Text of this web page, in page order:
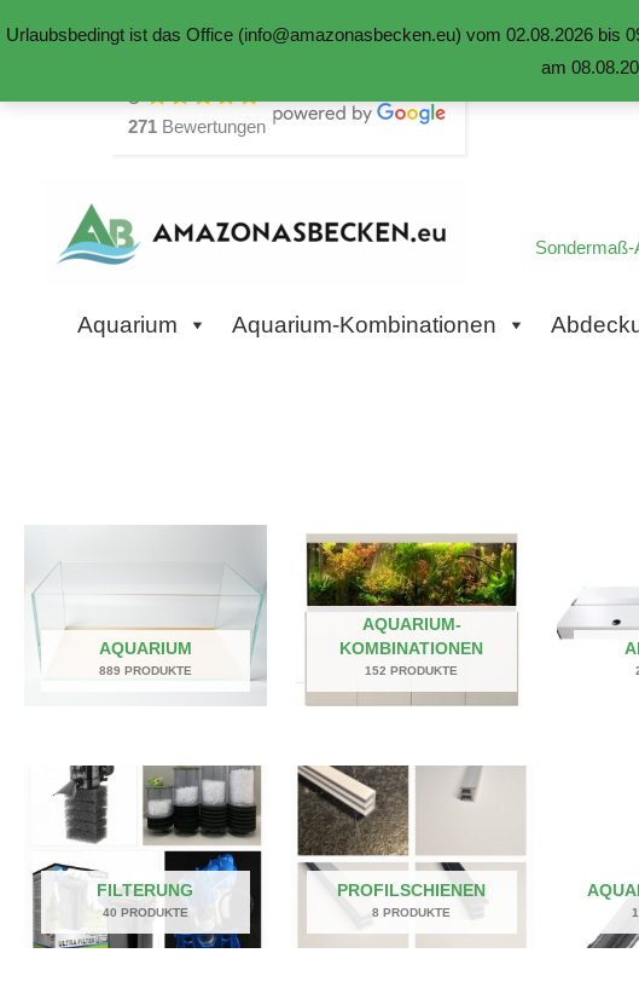
Urlaubsbedingt ist das Office (info@amazonasbecken.eu) vom 02.08.2026 bis
am
5
271 Bewertungen
Sondermaß-
Aquarium Aquarium-Kombinationen
AQUARIUM
889 PRODUKTE
AQUARIUM-
KOMBINATIONEN
152 PRODUKTE
FILTERUNG
40 PRODUKTE
PROFILSCHIENEN
8 PRODUKTE